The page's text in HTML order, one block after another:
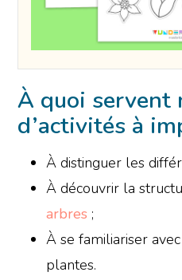
À quoi servent
d’activités à
À distinguer les
À découvrir la
arbres ;
À se familiariser
plantes.